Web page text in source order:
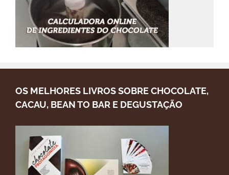
OS MELHORES LIVROS SOBRE CHOCOLATE,
CACAU, BEAN TO BAR E DEGUSTAÇÃO